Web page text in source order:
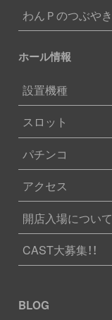
わんＰのつぶやき
ホール情報
設置機種
スロット
パチンコ
アクセス
開店入場について
CAST大募集！！
BLOG